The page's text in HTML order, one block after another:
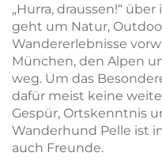
„Hurra, draussen!“
geht um Natur,
Wandererlebnisse
München, den Alpen
weg. Um das
dafür meist keine
Gespür, Ortskenntnis
Wanderhund Pelle ist
auch Freunde.